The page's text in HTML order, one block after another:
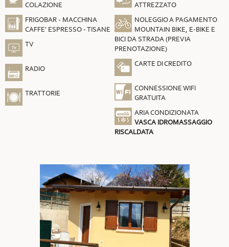
COLAZIONE
FRIGOBAR - MACCHINA
CAFFE' ESPRESSO - TISANE
TV
RADIO
TRATTORIE
ATTREZZATO
NOLEGGIO A PAGAMENTO
MOUNTAIN BIKE, E-BIKE E
BICI DA STRADA (PREVIA
PRENOTAZIONE)
CARTE DI CREDITO
CONNESSIONE WIFI
GRATUITA
ARIA CONDIZIONATA
VASCA IDROMASSAGGIO
RISCALDATA